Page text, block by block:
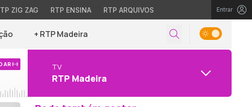
ZIG ZAG RTP ENSINA RTP ARQUIVOS Entrar
+ RTP Madeira
AR TV
RTP Madeira